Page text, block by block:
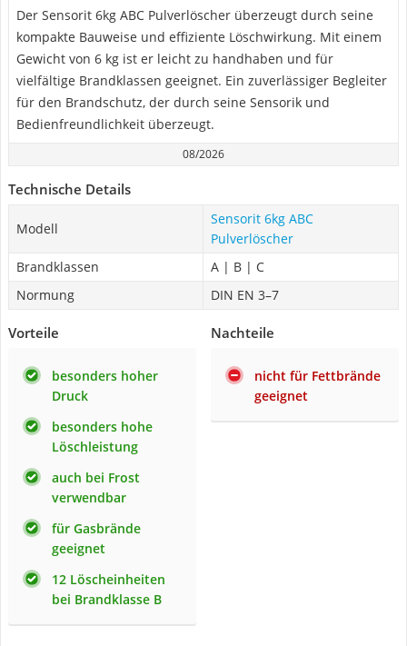
Der Sensorit 6kg ABC Pulverlöscher überzeugt durch seine
kompakte Bauweise und effiziente Löschwirkung. Mit einem
Gewicht von 6 kg ist er leicht zu handhaben und für
vielfältige Brandklassen geeignet. Ein zuverlässiger Begleiter
für den Brandschutz, der durch seine Sensorik und
Bedienfreundlichkeit überzeugt.
08/2026
Technische Details
Modell
Sensorit 6kg ABC
Pulverlöscher
Brandklassen
A | B | C
Normung
DIN EN 3–7
Vorteile
besonders hoher
Druck
besonders hohe
Löschleistung
auch bei Frost
verwendbar
für Gasbrände
geeignet
12 Löscheinheiten
bei Brandklasse B
Nachteile
nicht für Fettbrände
geeignet